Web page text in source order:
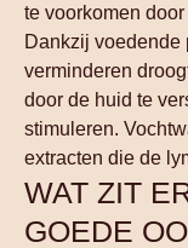
te voorkomen
Dankzij voedende
verminderen
door de huid te
stimuleren.
extracten die de
WAT ZIT
GOEDE